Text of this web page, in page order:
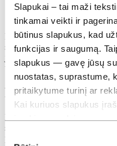
Slapukai – tai maži
tinkamai veikti ir
būtinus slapukus, kad
funkcijas ir saugumą.
slapukus — gavę jūsų
nuostatas, suprastume,
pritaikytume turinį ar
Kai kuriuos slapukus
Sutikimo
Mes kuriame įtraukią
sudomins. Mūsų kolegiška
jums galimybę tobulėti
užduotis.
Palikite savo žymę
Nesvarbu, ar dirbate
srityse, rasite daugybę
paverčiame gamtinius